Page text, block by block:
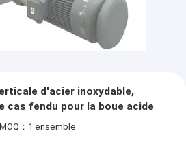
d'acier inoxydable,
cas fendu pour la boue acide
MOQ：1 ensemble